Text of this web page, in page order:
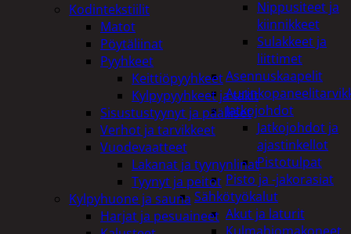
Nippusiteet ja
kiinnikkeet
Sulakkeet ja
liittimet
Asennuskaapelit
Jatkojohdot
Jatkojohdot ja
ajastinkellot
Pistotulpat
Pisto ja -jakorasiat
Sähkötyökalut
Akut ja laturit
Kodintekstiilit
Matot
Pöytäliinat
Pyyhkeet
Keittiöpyyhkeet
Kylpypyyhkeet ja takit
Sisustustyynyt ja päälliset
Verhot ja tarvikkeet
Vuodevaatteet
Lakanat ja tyynynlinat
Tyynyt ja peitot
Kylpyhuone ja sauna
Harjat ja pesuaineet